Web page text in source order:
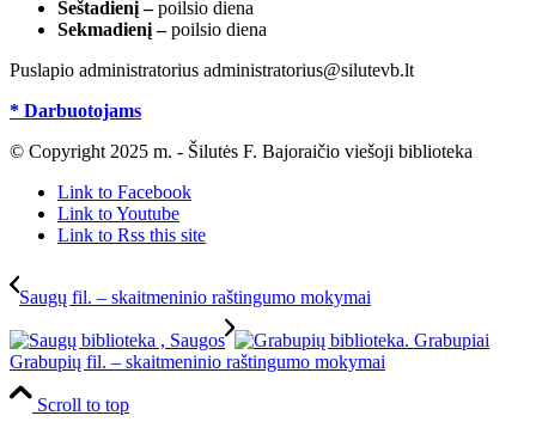
Šeštadienį –poilsio diena
Sekmadienį –poilsio diena
Puslapio administratorius administratorius@silutevb.lt
* Darbuotojams
© Copyright 2025 m. - Šilutės F. Bajoraičio viešoji biblioteka
Link to Facebook
Link to Youtube
Link to Rss this site
Saugų fil. – skaitmeninio raštingumo mokymai
Grabupių fil. – skaitmeninio raštingumo mokymai
Scroll to top